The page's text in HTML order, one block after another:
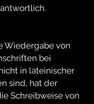
Wiedergabe von
bei
in lateinischer
sind, hat der
Schreibweise von